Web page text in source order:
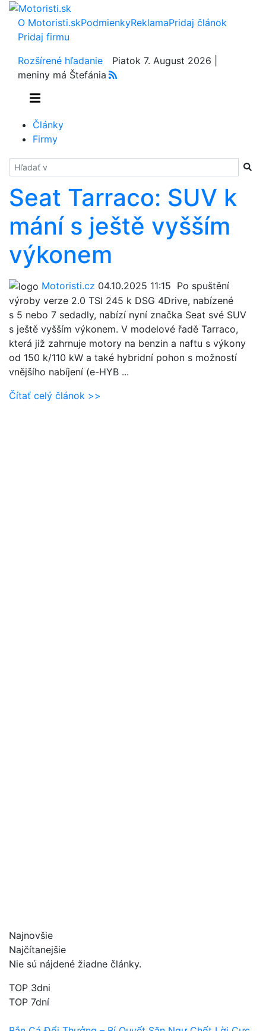
O Motoristi.skPodmienkyReklamaPridaj článok
Pridaj firmu
Rozšírené hľadanie
Piatok 7. August 2026 |
meniny má Štefánia
Články
Firmy
Hladať
Seat Tarraco: SUV k
mání s ještě vyšším
výkonem
Motoristi.cz 04.10.2025 11:15 Po spuštění
výroby verze 2.0 TSI 245 k DSG 4Drive, nabízené
s 5 nebo 7 sedadly, nabízí nyní značka Seat své SUV
s ještě vyšším výkonem. V modelové řadě Tarraco,
která již zahrnuje motory na benzin a naftu s výkony
od 150 k/110 kW a také hybridní pohon s možností
vnějšího nabíjení (e-HYB ...
Čítať celý článok >>
Najnovšie
Najčítanejšie
Nie sú nájdené žiadne články.
TOP 3dni
TOP 7dní